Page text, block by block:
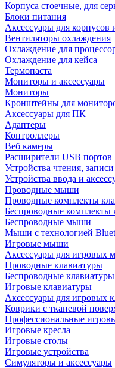
Корпуса стоечные, для
Блоки питания
Аксессуары для корпусов
Вентиляторы охлаждения
Охлаждение для
Охлаждение для кейса
Термопаста
Мониторы и аксессуары
Мониторы
Кронштейны для
Аксессуары для ПК
Адаптеры
Контроллеры
Веб камеры
Расширители USB портов
Устройства чтения, записи
Устройства ввода и
Проводные мыши
Проводные комплекты
Беспроводные комплекты
Беспроводные мыши
Мыши с технологией
Игровые мыши
Аксессуары для игровых
Проводные клавиатуры
Беспроводные клавиатуры
Игровые клавиатуры
Аксессуары для игровых
Коврики с тканевой
Профессиональные
Игровые кресла
Игровые столы
Игровые устройства
Симуляторы и аксессуары